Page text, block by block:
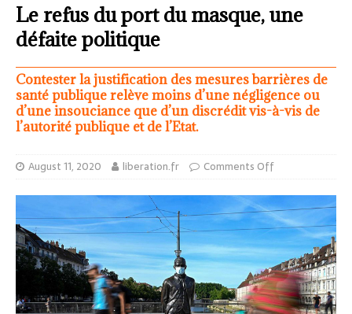
Le refus du port du masque, une
défaite politique
Contester la justification des mesures barrières de
santé publique relève moins d’une négligence ou
d’une insouciance que d’un discrédit vis-à-vis de
l’autorité publique et de l’Etat.
August 11, 2020 liberation.fr Comments Off